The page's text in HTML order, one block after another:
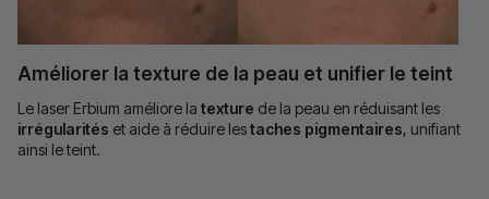
Améliorer la texture de la peau et unifier le teint
Le laser Erbium améliore la texture de la peau en réduisant les
irrégularités et aide à réduire lestaches pigmentaires, unifiant
ainsi le teint.